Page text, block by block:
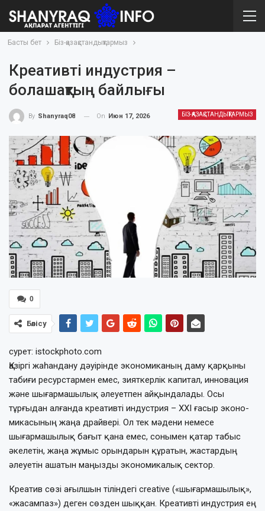
Басты бет Біз-қазақстандықтармыз
Креативті индустрия –
болашақтың байлығы
БІЗ-ҚАЗАҚСТАНДЫҚТАРМЫЗ
By Shanyraq08 On Июн 17, 2026
0
Бөлісу
сурет: istockphoto.com
Қазіргі жаһандану дәуірінде экономиканың даму қарқыны
табиғи ресурстармен емес, зияткерлік капитал, иннова­ция
және шығармашылық әлеуе­тпен айқындалады. Осы
тұрғыдан алғанда креативті индустрия – ХХІ ғасыр эконо­
микасының жаңа драйвері. Ол тек мәдени немесе
шығарма­шы­лық бағыт қана емес, сонымен қатар табыс
әкелетін, жаңа жұмыс орындарын құратын, жастардың
әлеуетін ашатын маңызды экономикалық сектор.
Креатив сөзі ағылшын тіліндегі creative («шығармашылық»,
«жасампаз») деген сөзден шыққан. Креативті индустрия ең